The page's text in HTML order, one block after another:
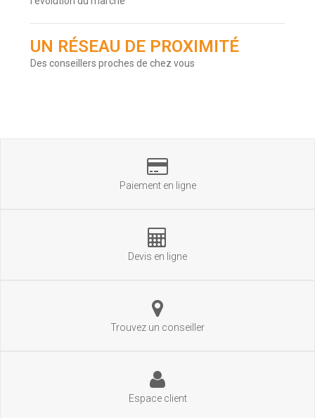
UN RÉSEAU DE PROXIMITÉ
Des conseillers proches de chez vous
Paiement en ligne
Devis en ligne
Trouvez un conseiller
Espace client